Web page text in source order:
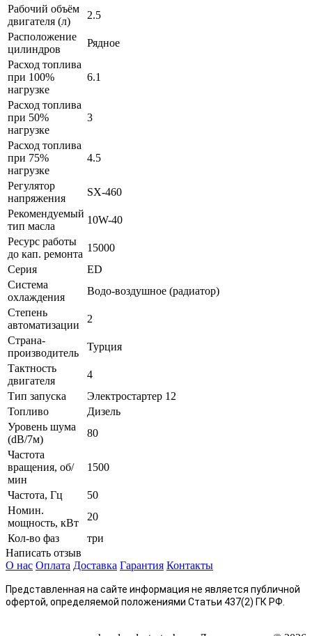
Рабочий объём
двигателя (л)
2.5
Расположение
цилиндров
Рядное
Расход топлива
при 100%
нагрузке
6.1
Расход топлива
при 50%
нагрузке
3
Расход топлива
при 75%
нагрузке
4.5
Регулятор
напряжения
SX-460
Рекомендуемый
тип масла
10W-40
Ресурс работы
до кап. ремонта
15000
Серия
ED
Система
охлаждения
Водо-воздушное (радиатор)
Степень
автоматизации
2
Страна-
производитель
Турция
Тактность
двигателя
4
Тип запуска
Электростартер 12
Топливо
Дизель
Уровень шума
(dB/7м)
80
Частота
вращения, об/
мин
1500
Частота, Гц
50
Номин.
мощность, кВт
20
Кол-во фаз
три
Написать отзыв
О нас Оплата Доставка Гарантия Контакты
Представленная на сайте информация не является публичной
офертой, определяемой положениями Статьи 437(2) ГК РФ.